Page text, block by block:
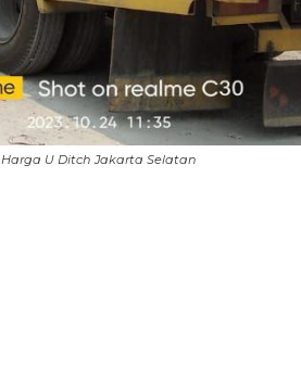
Harga U Ditch Jakarta Selatan